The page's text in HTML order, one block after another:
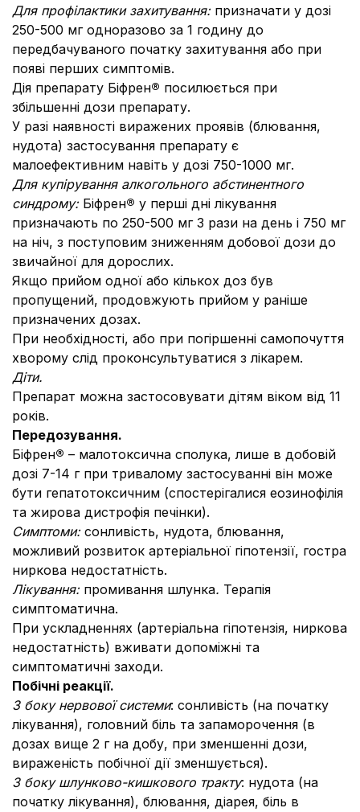
Для профілактики захитування: призначати у дозі
250-500 мг одноразово за 1 годину до
передбачуваного початку захитування або при
появі перших симптомів.
Дія препарату Біфрен® посилюється при
збільшенні дози препарату.
У разі наявності виражених проявів (блювання,
нудота) застосування препарату є
малоефективним навіть у дозі 750-1000 мг.
Для купірування алкогольного абстинентного
синдрому: Біфрен® у перші дні лікування
призначають по 250-500 мг 3 рази на день і 750 мг
на ніч, з поступовим зниженням добової дози до
звичайної для дорослих.
Якщо прийом одної або кількох доз був
пропущений, продовжують прийом у раніше
призначених дозах.
При необхідності, або при погіршенні самопочуття
хворому слід проконсультуватися з лікарем.
Діти.
Препарат можна застосовувати дітям віком від 11
років.
Передозування.
Біфрен® – малотоксична сполука, лише в добовій
дозі 7-14 г при тривалому застосуванні він може
бути гепатотоксичним (спостерігалися еозинофілія
та жирова дистрофія печінки).
Симптоми: сонливість, нудота, блювання,
можливий розвиток артеріальної гіпотензії, гостра
ниркова недостатність.
Лікування: промивання шлунка. Терапія
симптоматична.
При ускладненнях (артеріальна гіпотензія, ниркова
недостатність) вживати допоміжні та
симптоматичні заходи.
Побічні реакції.
З боку нервової системи: сонливість (на початку
лікування), головний біль та запаморочення (в
дозах вище 2 г на добу, при зменшенні дози,
вираженість побічної дії зменшується).
З боку шлунково-кишкового тракту: нудота (на
початку лікування), блювання, діарея, біль в